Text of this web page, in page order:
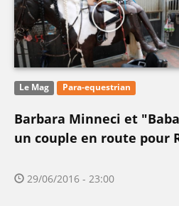
Le Mag Para-equestrian
Barbara Minneci et
un couple en route pour
29/06/2016 - 23:00